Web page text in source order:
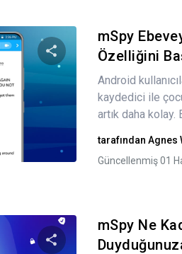
Bu makaleyi paylaş
Facebook Bağlantıyı
mSpy
Özelliğini
Android
kaydedici ile
artık daha kolay.
tarafından Agnes
Güncellenmiş 01
mSpy Ne